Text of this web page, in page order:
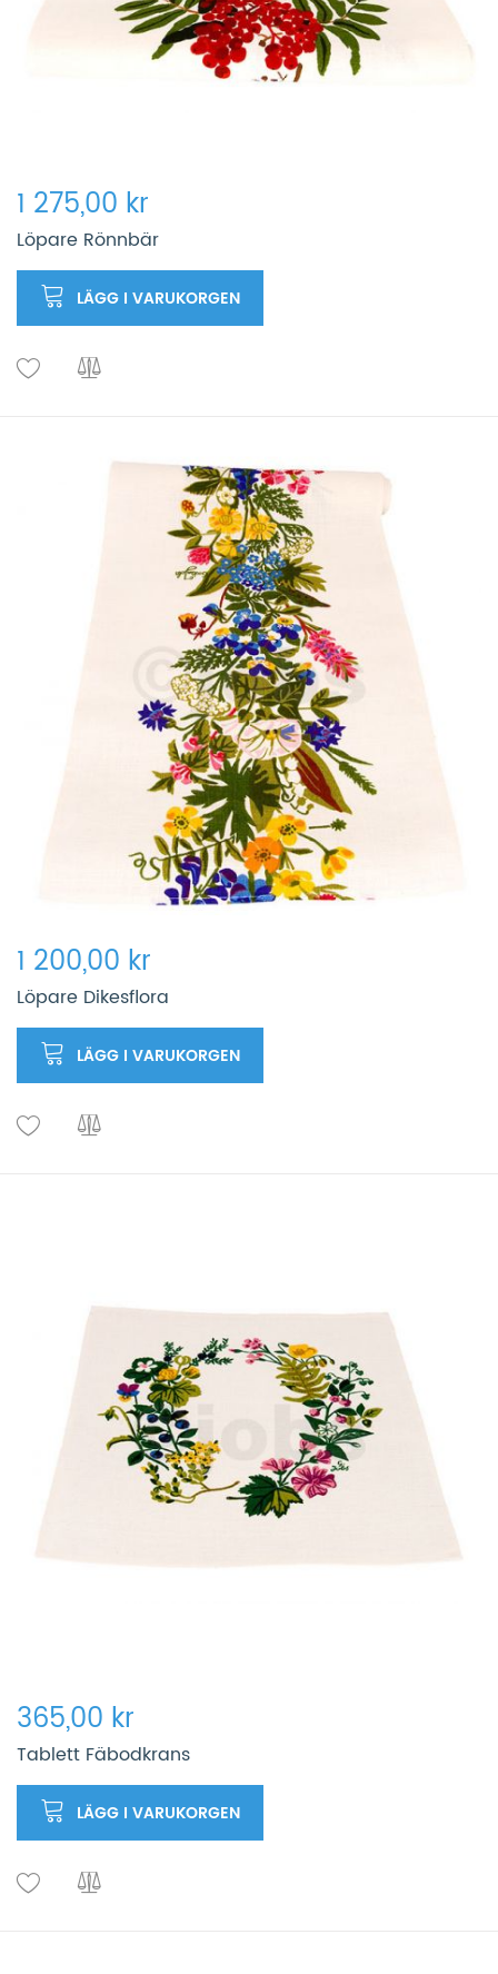
1 275,00 kr
Löpare Rönnbär
LÄGG I VARUKORGEN
1 200,00 kr
Löpare Dikesflora
LÄGG I VARUKORGEN
365,00 kr
Tablett Fäbodkrans
LÄGG I VARUKORGEN